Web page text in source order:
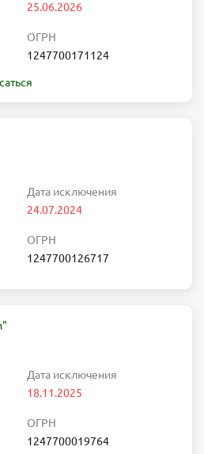
25.06.2026
ОГРН
1247700171124
Дата исключения
24.07.2024
ОГРН
1247700126717
Дата исключения
18.11.2025
ОГРН
1247700019764